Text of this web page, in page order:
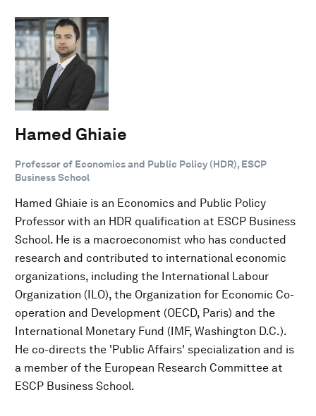
Hamed Ghiaie
Professor of Economics and Public Policy (HDR), ESCP
Business School
Hamed Ghiaie is an Economics and Public Policy
Professor with an HDR qualification at ESCP Business
School. He is a macroeconomist who has conducted
research and contributed to international economic
organizations, including the International Labour
Organization (ILO), the Organization for Economic Co-
operation and Development (OECD, Paris) and the
International Monetary Fund (IMF, Washington D.C.).
He co-directs the 'Public Affairs' specialization and is
a member of the European Research Committee at
ESCP Business School.